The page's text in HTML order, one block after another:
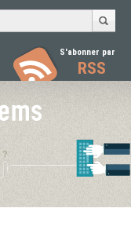
S'abonner par
RSS